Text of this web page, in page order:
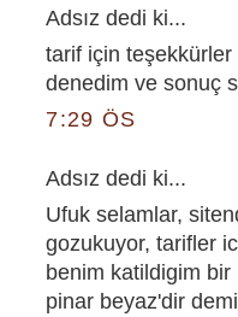
Adsız dedi ki...
tarif için teşekkürler
denedim ve sonuç
7:29 ÖS
Adsız dedi ki...
Ufuk selamlar,
gozukuyor, tarifler
benim katildigim
pinar beyaz'dir